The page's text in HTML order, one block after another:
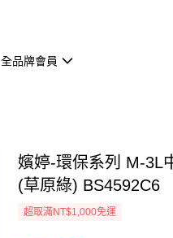
全品牌會員
嬪婷-環保系列 M-3L
(草原綠) BS4592C6
超取滿NT$1,000免運